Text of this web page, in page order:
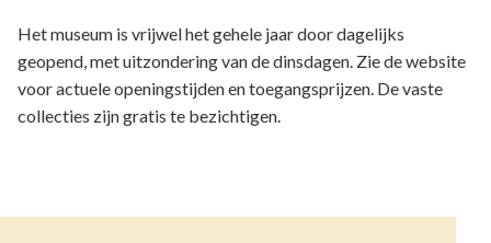
Het museum is vrijwel het gehele jaar door dagelijks
geopend, met uitzondering van de dinsdagen. Zie de website
voor actuele openingstijden en toegangsprijzen. De vaste
collecties zijn gratis te bezichtigen.